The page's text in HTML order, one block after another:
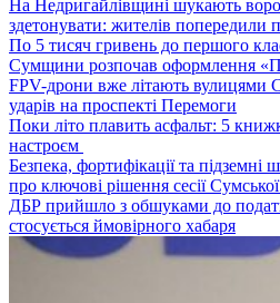
На Недригайлівщині шукають
здетонувати: жителів попередили
По 5 тисяч гривень до першого
Сумщини розпочав оформлення
FPV-дрони вже літають вулицями
ударів на проспекті Перемоги
Поки літо плавить асфальт: 5
настроєм
Безпека, фортифікації та підземні
про ключові рішення сесії
ДБР прийшло з обшуками до
стосується ймовірного хабаря